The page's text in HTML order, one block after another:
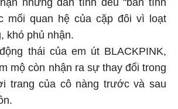
nhưng dân tình đều "bán tính
mối quan hệ của cặp đôi vì loạt
khó phủ nhận.
thái của em út BLACKPINK,
mộ còn nhận ra sự thay đổi trong
trang của cô nàng trước và sau